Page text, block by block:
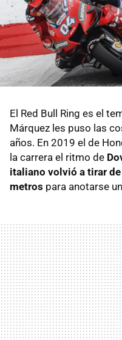
El Red Bull Ring es el
Márquez les puso las
años. En 2019 el de
la carrera el ritmo de
italiano volvió a tirar
metros para anotarse